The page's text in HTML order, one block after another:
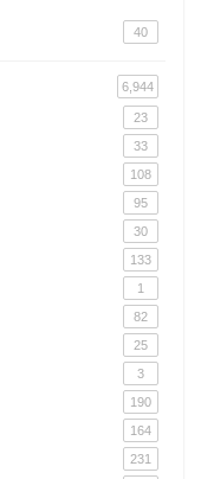
40
6,944
23
33
108
95
30
133
1
82
25
3
190
164
231